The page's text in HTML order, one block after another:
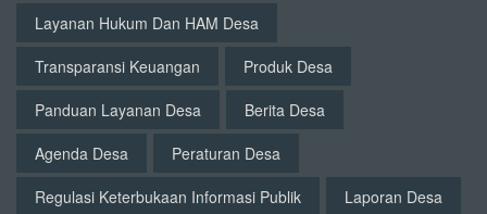
Layanan Hukum Dan HAM Desa
Transparansi Keuangan
Produk Desa
Panduan Layanan Desa
Berita Desa
Agenda Desa
Peraturan Desa
Regulasi Keterbukaan Informasi Publik
Laporan Desa